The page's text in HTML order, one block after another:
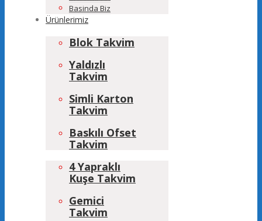
Basinda Biz
Ürünlerimiz
Blok Takvim
Yaldızlı
Takvim
Simli Karton
Takvim
Baskılı Ofset
Takvim
4 Yapraklı
Kuşe Takvim
Gemici
Takvim